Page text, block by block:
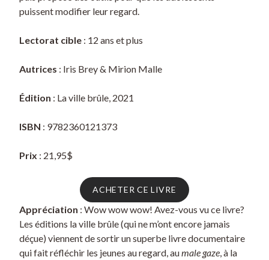
puissent modifier leur regard.
Lectorat cible : 12 ans et plus
Autrices : Iris Brey & Mirion Malle
Édition : La ville brûle, 2021
ISBN : 9782360121373
Prix : 21,95$
ACHETER CE LIVRE
Appréciation : Wow wow wow! Avez-vous vu ce livre?
Les éditions la ville brûle (qui ne m’ont encore jamais
déçue) viennent de sortir un superbe livre documentaire
qui fait réfléchir les jeunes au regard, aumale gaze , à la